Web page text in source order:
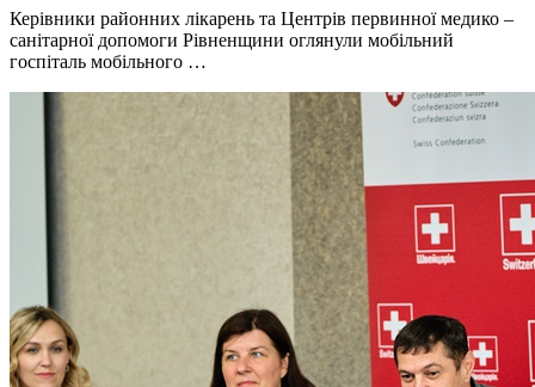
Керівники районних лікарень та Центрів первинної медико –
санітарної допомоги Рівненщини оглянули мобільний
госпіталь мобільного …